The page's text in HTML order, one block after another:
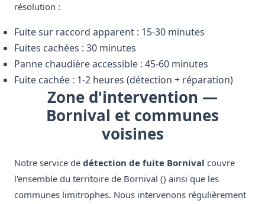
résolution :
Fuite sur raccord apparent : 15-30 minutes
Fuites cachées : 30 minutes
Panne chaudière accessible : 45-60 minutes
Fuite cachée : 1-2 heures (détection + réparation)
Zone d'intervention —
Bornival et communes
voisines
Notre service de détection de fuite Bornival couvre
l'ensemble du territoire de Bornival () ainsi que les
communes limitrophes. Nous intervenons régulièrement